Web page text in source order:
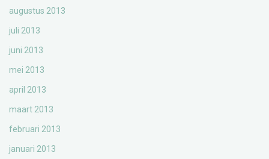
augustus 2013
juli 2013
juni 2013
mei 2013
april 2013
maart 2013
februari 2013
januari 2013